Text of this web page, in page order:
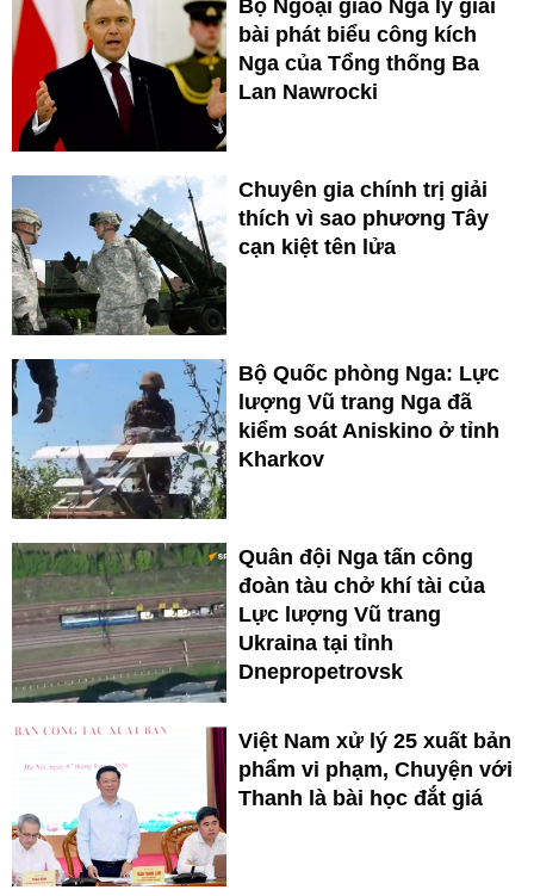
Bộ Ngoại giao Nga lý giải
bài phát biểu công kích
Nga của Tổng thống Ba
Lan Nawrocki
Chuyên gia chính trị giải
thích vì sao phương Tây
cạn kiệt tên lửa
Bộ Quốc phòng Nga: Lực
lượng Vũ trang Nga đã
kiểm soát Aniskino ở tỉnh
Kharkov
Quân đội Nga tấn công
đoàn tàu chở khí tài của
Lực lượng Vũ trang
Ukraina tại tỉnh
Dnepropetrovsk
Việt Nam xử lý 25 xuất bản
phẩm vi phạm, Chuyện với
Thanh là bài học đắt giá